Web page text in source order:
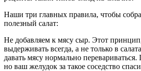
Наши три главных правила, чтобы
полезный салат:
Не добавляем к мясу сыр. Этот
выдерживать всегда, а не только в
давать мясу нормально
но ваш желудок за такое соседство